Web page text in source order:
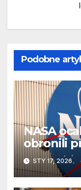
Podobne
NASA
obronili
przed
STY 17, 2026